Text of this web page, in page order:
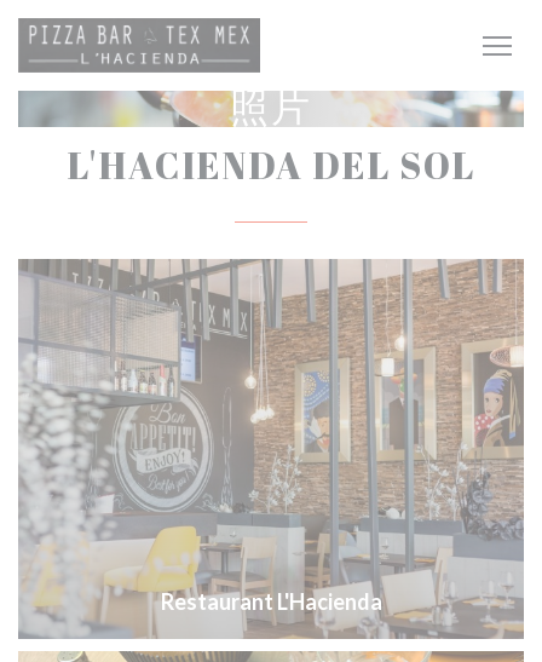
Cookie管理面板
照片
L'HACIENDA DEL SOL
Restaurant L'Hacienda